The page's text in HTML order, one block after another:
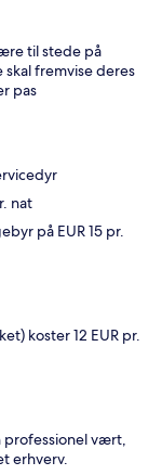
til stede på
fremvise deres
pas
nat
på EUR 15 pr.
koster 12 EUR pr.
professionel vært,
erhverv.